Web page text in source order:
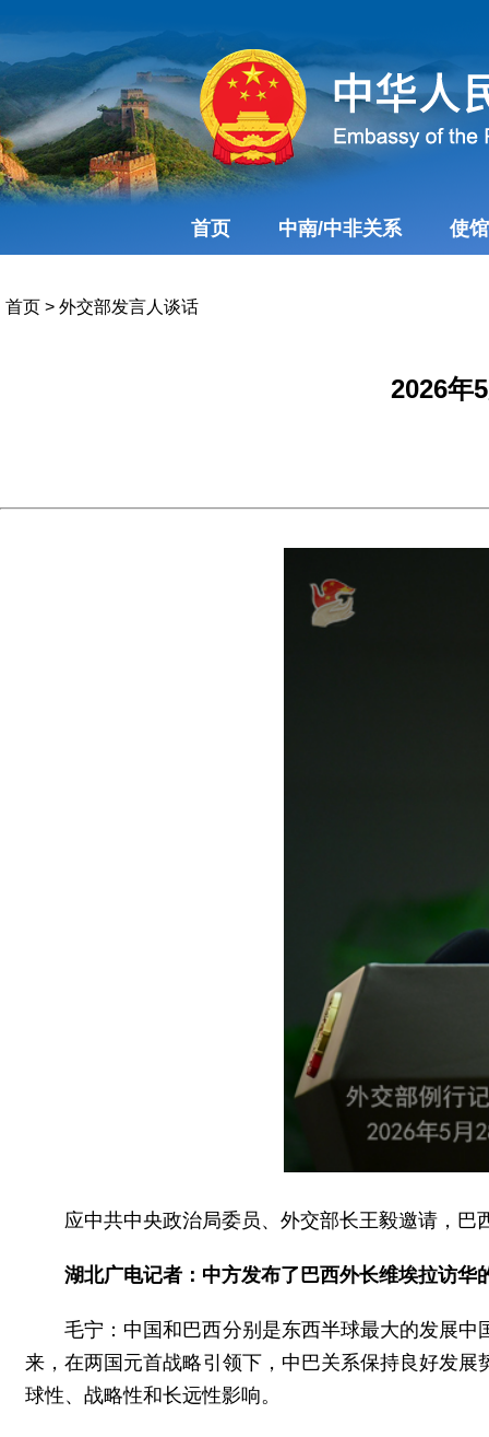
首页 中南/中非关系 使
首页 > 外交部发言人谈话
2026年
应中共中央政治局委员、外交部长王毅邀请，
湖北广电记者：中方发布了巴西外长维埃拉访
毛宁：中国和巴西分别是东西半球最大的发展
来，在两国元首战略引领下，中巴关系保持良好发
球性、战略性和长远性影响。